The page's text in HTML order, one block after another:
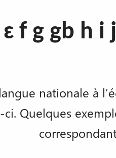
f g gb h
nationale à
Quelques